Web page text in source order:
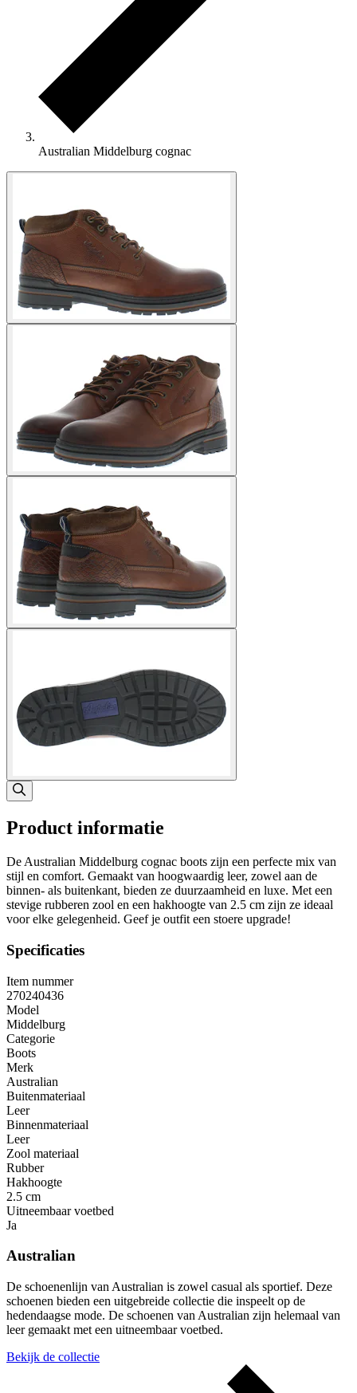
Australian Middelburg cognac
Product informatie
De Australian Middelburg cognac boots zijn een perfecte mix van
stijl en comfort. Gemaakt van hoogwaardig leer, zowel aan de
binnen- als buitenkant, bieden ze duurzaamheid en luxe. Met een
stevige rubberen zool en een hakhoogte van 2.5 cm zijn ze ideaal
voor elke gelegenheid. Geef je outfit een stoere upgrade!
Specificaties
Item nummer
270240436
Model
Middelburg
Categorie
Boots
Merk
Australian
Buitenmateriaal
Leer
Binnenmateriaal
Leer
Zool materiaal
Rubber
Hakhoogte
2.5 cm
Uitneembaar voetbed
Ja
Australian
De schoenenlijn van Australian is zowel casual als sportief. Deze
schoenen bieden een uitgebreide collectie die inspeelt op de
hedendaagse mode. De schoenen van Australian zijn helemaal van
leer gemaakt met een uitneembaar voetbed.
Bekijk de collectie